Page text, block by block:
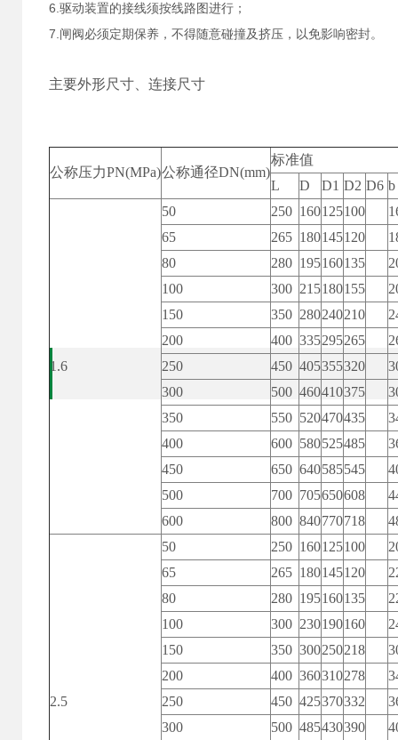
6. 驱动装置的接线须按线路图进行；
7. 闸阀必须定期保养，不得随意碰撞及挤压，以免影响密封。
主要外形尺寸、连接尺寸
公称压力PN(MPa)公称通径DN(mm)
标准值
L
D D1 D2 D6 b
1.6
50 250 160125100
65
265 180145120
80
280 195160135
100
300 215180155
150
350 280240210
200
400 335295265
250
450 405355320
300
500 460410375
350
550 520470435
400
600 580525485
450
650 640585545
500
700 705650608
600
800 840770718
2.5
50 250 160125100
65
265 180145120
80
280 195160135
100
300 230190160
150
350 300250218
200
400 360310278
250
450 425370332
300
500 485430390